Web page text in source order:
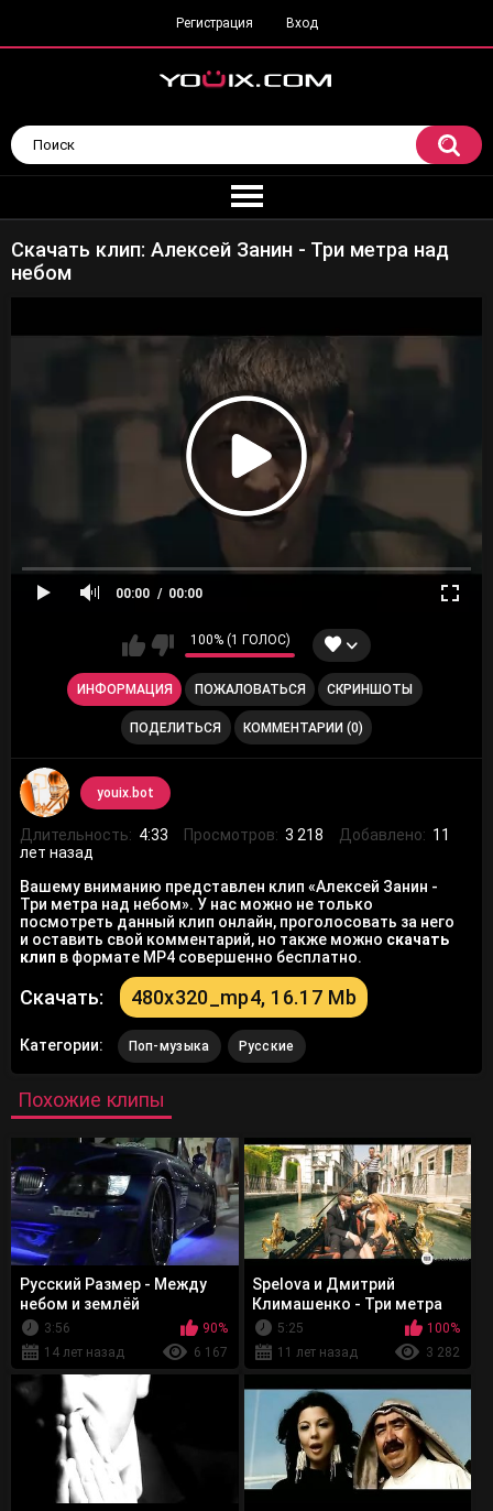
Регистрация Вход
Скачать клип: Алексей Занин - Три метра над
небом
00:00 00:00
100% (1 ГОЛОС)
ИНФОРМАЦИЯ ПОЖАЛОВАТЬСЯ СКРИНШОТЫ
ПОДЕЛИТЬСЯ КОММЕНТАРИИ (0)
youix.bot
Длительность: 4:33 Просмотров: 3 218 Добавлено: 11
лет назад
Вашему вниманию представлен клип «Алексей Занин -
Три метра над небом». У нас можно не только
посмотреть данный клип онлайн, проголосовать за него
и оставить свой комментарий, но также можно скачать
клип в формате MP4 совершенно бесплатно.
Скачать: 480x320_mp4, 16.17 Mb
Категории: Поп-музыка Русские
Похожие клипы
Русский Размер - Между
небом и землёй
3:56
90%
14 лет назад
6 167
Spelova и Дмитрий
Климашенко - Три метра
над небом
5:25
100%
11 лет назад
3 282